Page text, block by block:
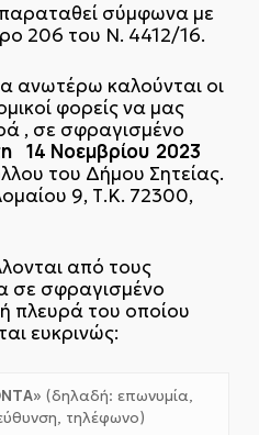
σύμφωνα με
206 του Ν. 4412/16.
ανωτέρω καλούνται οι
φορείς να μας
, σε σφραγισμένο
14 Νοεμβρίου 2023
του Δήμου Σητείας.
9, Τ.Κ. 72300,
από τους
σε σφραγισμένο
πλευρά του οποίου
ευκρινώς:
(δηλαδή: επωνυμία,
τηλέφωνο)